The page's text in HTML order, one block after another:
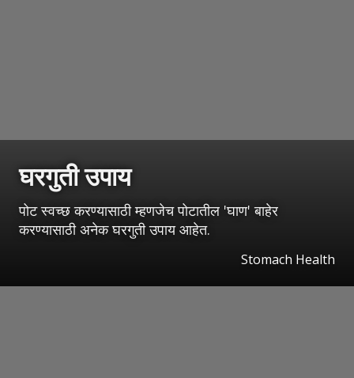
घरगुती उपाय
पोट स्वच्छ करण्यासाठी म्हणजेच पोटातील 'घाण' बाहेर
करण्यासाठी अनेक घरगुती उपाय आहेत.
Stomach Health